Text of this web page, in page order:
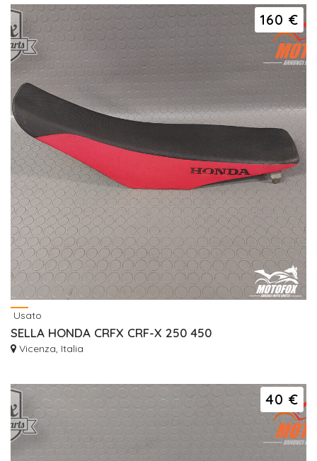
160 €
Usato
SELLA HONDA CRFX CRF-X 250 450
Vicenza, Italia
40 €